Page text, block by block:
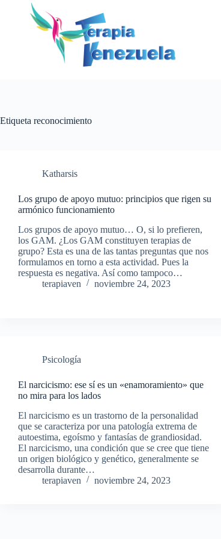
contenido
Etiqueta reconocimiento
Katharsis
Los grupo de apoyo mutuo: principios que rigen su
armónico funcionamiento
Los grupos de apoyo mutuo… O, si lo prefieren,
los GAM. ¿Los GAM constituyen terapias de
grupo? Esta es una de las tantas preguntas que nos
formulamos en torno a esta actividad. Pues la
respuesta es negativa. Así como tampoco…
terapiaven
noviembre 24, 2023
Psicología
El narcicismo: ese sí es un «enamoramiento» que
no mira para los lados
El narcicismo es un trastorno de la personalidad
que se caracteriza por una patología extrema de
autoestima, egoísmo y fantasías de grandiosidad.
El narcicismo, una condición que se cree que tiene
un origen biológico y genético, generalmente se
desarrolla durante…
terapiaven
noviembre 24, 2023